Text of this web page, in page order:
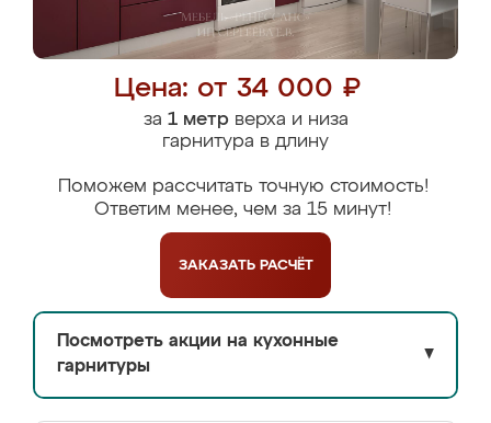
Цена: от 34 000 ₽
за 1 метрверха и низа
гарнитура в длину
Поможем рассчитать точную стоимость!
Ответим менее, чем за 15 минут!
ЗАКАЗАТЬ РАСЧЁТ
Посмотреть акции на кухонные
гарнитуры
▼